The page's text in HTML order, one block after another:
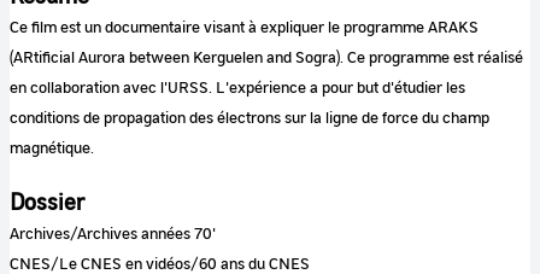
Ce film est un documentaire visant à expliquer le programme ARAKS
(ARtificial Aurora between Kerguelen and Sogra). Ce programme est réalisé
en collaboration avec l'URSS. L'expérience a pour but d'étudier les
conditions de propagation des électrons sur la ligne de force du champ
magnétique.
Dossier
Archives/Archives années 70'
CNES/Le CNES en vidéos/60 ans du CNES